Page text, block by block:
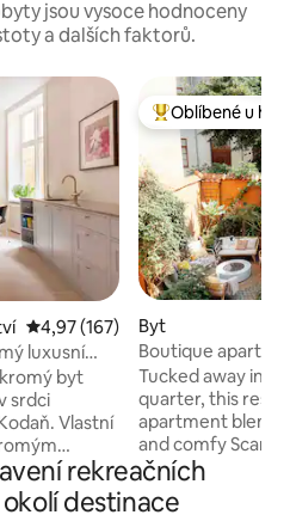
jsou vysoce hodnoceny
a dalších faktorů.
u hostů
Průměrné hodnocení 4,97 z 5,
4,97 (167)
luxusní
byt
srdci
Vlastní
ulice.
140 m²,
galerie a
Nejlepší v
Oblíbené u
Byt
Boutique
oáza na dvoře
Tucked away in
quarter, this
apartment
and comfy
the charm of old
love the rare
retreat hidden
rekreačních
destinace